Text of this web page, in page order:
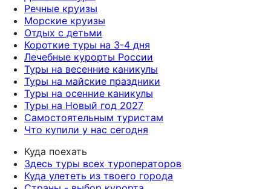
Речные круизы
Морские круизы
Отдых с детьми
Короткие туры на 3-4 дня
Лечебные курорты России
Туры на весенние каникулы
Туры на майские праздники
Туры на осенние каникулы
Туры на Новый год 2027
Самостоятельным туристам
Что купили у нас сегодня
Куда поехать
Здесь туры всех туроператоров
Куда улететь из твоего города